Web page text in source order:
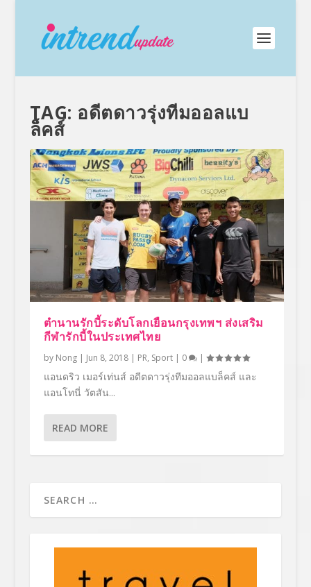
TAG: อดีตดาวรุ่งทีมออลแบ
ล็คส์
ตำนานรักบี้ระดับโลกเยือนกรุงเทพฯ ส่งเสริม
กีฬารักบี้ในประเทศไทย
by Nong| Jun 8, 2018| PR, Sport| 0 |
แอนดริว เมอร์เท่นส์ อดีตดาวรุ่งทีมออลแบล็คส์ และ
แอนโทนี่ วัตสัน...
READ MORE